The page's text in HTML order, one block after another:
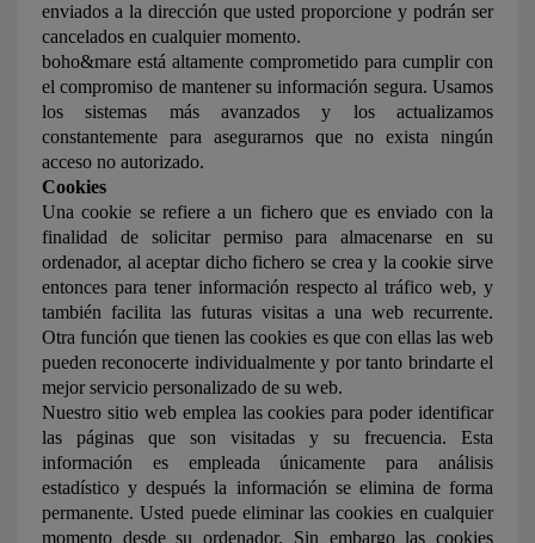
enviados a la dirección que usted proporcione y podrán ser
cancelados en cualquier momento.
boho&mare está altamente comprometido para cumplir con
el compromiso de mantener su información segura. Usamos
los sistemas más avanzados y los actualizamos
constantemente para asegurarnos que no exista ningún
acceso no autorizado.
Cookies
Una cookie se refiere a un fichero que es enviado con la
finalidad de solicitar permiso para almacenarse en su
ordenador, al aceptar dicho fichero se crea y la cookie sirve
entonces para tener información respecto al tráfico web, y
también facilita las futuras visitas a una web recurrente.
Otra función que tienen las cookies es que con ellas las web
pueden reconocerte individualmente y por tanto brindarte el
mejor servicio personalizado de su web.
Nuestro sitio web emplea las cookies para poder identificar
las páginas que son visitadas y su frecuencia. Esta
información es empleada únicamente para análisis
estadístico y después la información se elimina de forma
permanente. Usted puede eliminar las cookies en cualquier
momento desde su ordenador. Sin embargo las cookies